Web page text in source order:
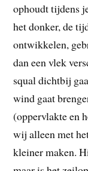
ophoudt tijdens
het donker, de
ontwikkelen,
dan een vlek
squal dichtbij
wind gaat
(oppervlakte en
wij alleen met
kleiner maken.